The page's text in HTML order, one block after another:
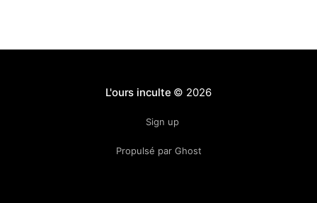
L'ours inculte © 2026
Sign up
Propulsé par Ghost